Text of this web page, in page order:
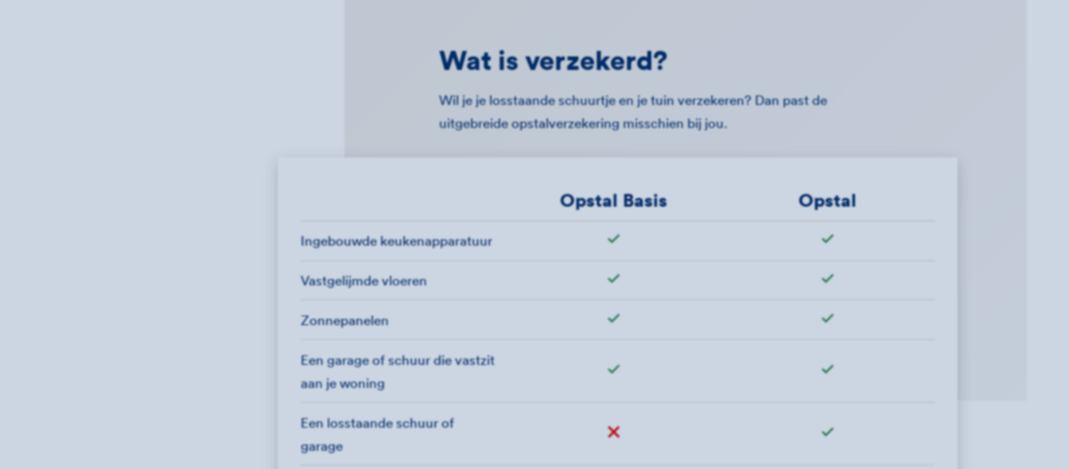
Wat is verzekerd?
Wil je je losstaande schuurtje en je tuin verzekeren? Dan past de
uitgebreide opstalverzekering misschien bij jou.
Opstal Basis Opstal
Ingebouwde keukenapparatuur
Vastgelijmde vloeren
Zonnepanelen
Wel verzekerd"
Wel verzekerd"
Een garage of schuur die vastzit
aan je woning
Een losstaande schuur of
garage
Niet verzekerd